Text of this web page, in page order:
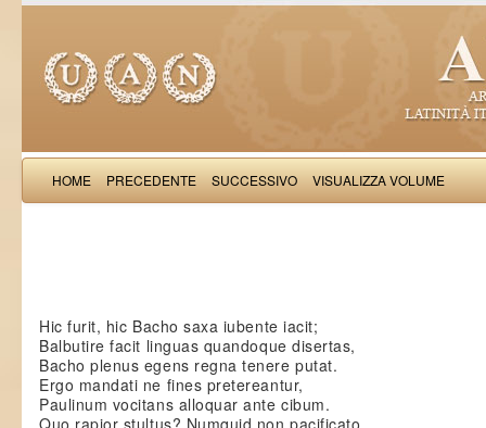
HOME PRECEDENTE SUCCESSIVO VISUALIZZA VOLUME
Hic furit, hic Bacho saxa iubente iacit;
Balbutire facit linguas quandoque disertas,
Bacho plenus egens regna tenere putat.
Ergo mandati ne fines pretereantur,
Paulinum vocitans alloquar ante cibum.
Quo rapior stultus? Numquid non pacificato